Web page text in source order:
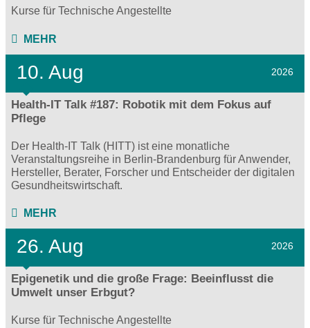
Kurse für Technische Angestellte
MEHR
10. Aug 2026
Health-IT Talk #187: Robotik mit dem Fokus auf
Pflege
Der Health-IT Talk (HITT) ist eine monatliche
Veranstaltungsreihe in Berlin-Brandenburg für Anwender,
Hersteller, Berater, Forscher und Entscheider der digitalen
Gesundheitswirtschaft.
MEHR
26. Aug 2026
Epigenetik und die große Frage: Beeinflusst die
Umwelt unser Erbgut?
Kurse für Technische Angestellte